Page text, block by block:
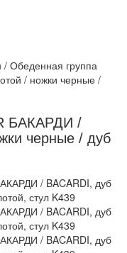
/ Обеденная группа
/ ножки черные /
БАКАРДИ /
черные / дуб